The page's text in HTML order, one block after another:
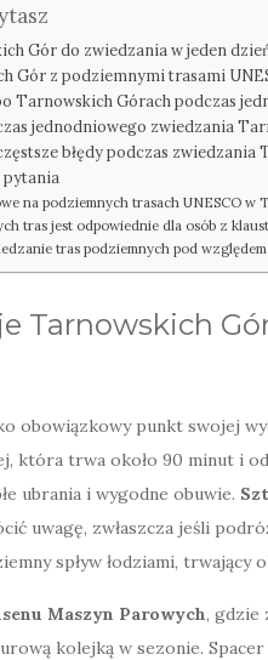
Gór do zwiedzania w jeden
Gór z podziemnymi trasami
Tarnowskich Górach podczas
jednodniowego zwiedzania
błędy podczas zwiedzania
pytania
na podziemnych trasach UNESCO w
tras jest odpowiednie dla osób z
tras podziemnych pod
Tarnowskich
obowiązkowy punkt swojej
która trwa około 90 minut i
ubrania i wygodne obuwie.
uwagę, zwłaszcza jeśli
spływ łodziami, trwający
Maszyn Parowych, gdzie
kolejką w sezonie.